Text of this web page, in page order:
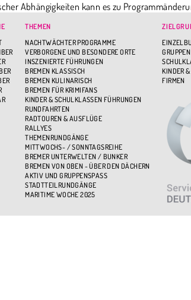
Abhängigkeiten kann es zu
THEMEN
NACHTWÄCHTER PROGRAMME
VERBORGENE UND BESONDERE ORTE
INSZENIERTE FÜHRUNGEN
BREMEN KLASSISCH
BREMEN KULINARISCH
BREMEN FÜR KRIMIFANS
KINDER & SCHULKLASSEN FÜHRUNGEN
RUNDFAHRTEN
RADTOUREN & AUSFLÜGE
RALLYES
THEMENRUNDGÄNGE
MITTWOCHS- / SONNTAGSREIHE
BREMER UNTERWELTEN / BUNKER
BREMEN VON OBEN - ÜBER DEN DÄCHERN
AKTIV UND GRUPPENSPASS
STADTTEILRUNDGÄNGE
MARITIME WOCHE 2025
GRUPPEN
KINDER
FIRMEN